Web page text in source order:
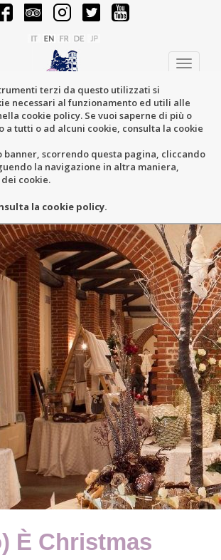
terzi da questo utilizzati si
necessari al funzionamento ed utili alle
cookie policy. Se vuoi saperne di più o
a tutti o ad alcuni cookie, consulta la cookie
banner, scorrendo questa pagina, cliccando
la navigazione in altra maniera,
dei cookie.
la cookie policy.
Toggle
È Christmas